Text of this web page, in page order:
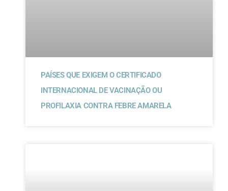
PAÍSES QUE EXIGEM O CERTIFICADO
INTERNACIONAL DE VACINAÇÃO OU
PROFILAXIA CONTRA FEBRE AMARELA